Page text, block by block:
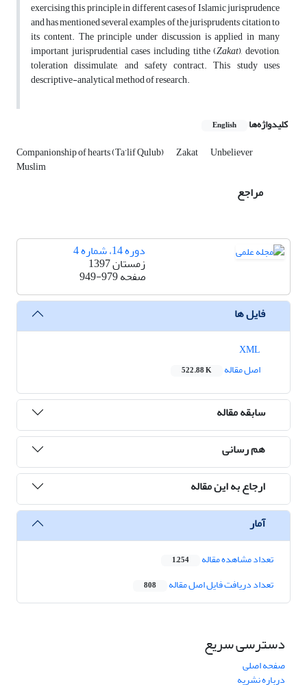
exercising this principle in different cases of Islamic jurisprudence
and has mentioned several examples of the jurisprudents,citation to
its content. The principle under discussion is applied in many
important jurisprudential cases including tithe (Zakat), devotion,
toleration dissimulate, and safety contract. This study uses
descriptive-analytical method of research.
کلیدواژه‌ها English
Companionship of hearts (Ta’lif Qulub) Zakat Unbeliever
Muslim
مراجع
دوره 14، شماره 4
زمستان 1397
صفحه949-979
فایل ها
اصل مقاله
522.88 K
سابقه مقاله
هم رسانی
ارجاع به این مقاله
آمار
تعداد مشاهده مقاله 1,254
تعداد دریافت فایل اصل مقاله 808
دسترسی سریع
صفحه اصلی
درباره نشریه